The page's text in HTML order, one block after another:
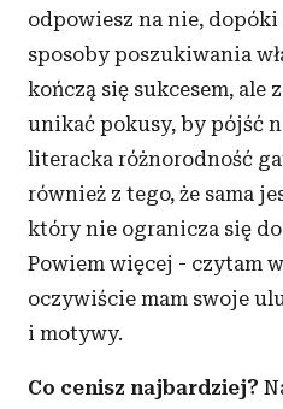
odpowiesz na nie,
sposoby poszukiwania
kończą się sukcesem, ale
unikać pokusy, by pójść
literacka różnorodność
również z tego, że sama
który nie ogranicza się
Powiem więcej - czytam
oczywiście mam swoje
i motywy.
Co cenisz najbardziej?